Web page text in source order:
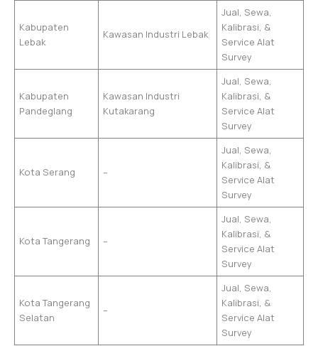
Kabupaten
Lebak
Kawasan Industri Lebak
Jual, Sewa,
Kalibrasi, &
Service Alat
Survey
Kabupaten
Pandeglang
Kawasan Industri
Kutakarang
Jual, Sewa,
Kalibrasi, &
Service Alat
Survey
Kota Serang –
Jual, Sewa,
Kalibrasi, &
Service Alat
Survey
Kota Tangerang –
Jual, Sewa,
Kalibrasi, &
Service Alat
Survey
Kota Tangerang
Selatan
–
Jual, Sewa,
Kalibrasi, &
Service Alat
Survey